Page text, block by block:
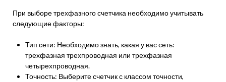
При выборе трехфазного счетчика необходимо учитывать
следующие факторы:
Тип сети: Необходимо знать, какая у вас сеть:
трехфазная трехпроводная или трехфазная
четырехпроводная.
Точность: Выберите счетчик с классом точности,